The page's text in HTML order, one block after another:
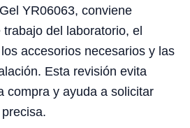
YR06063, conviene
del laboratorio, el
accesorios necesarios y las
Esta revisión evita
compra y ayuda a solicitar